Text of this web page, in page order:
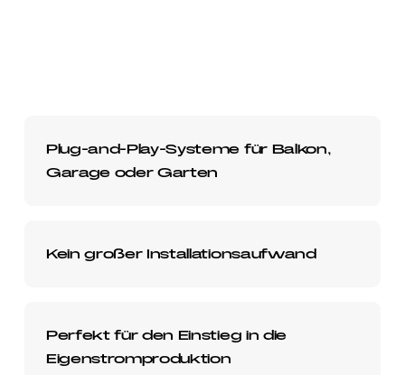
Plug-and-Play-Systeme für Balkon,
Garage oder Garten
Kein großer Installationsaufwand
Perfekt für den Einstieg in die
Eigenstromproduktion